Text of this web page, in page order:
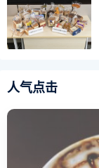
人气点击